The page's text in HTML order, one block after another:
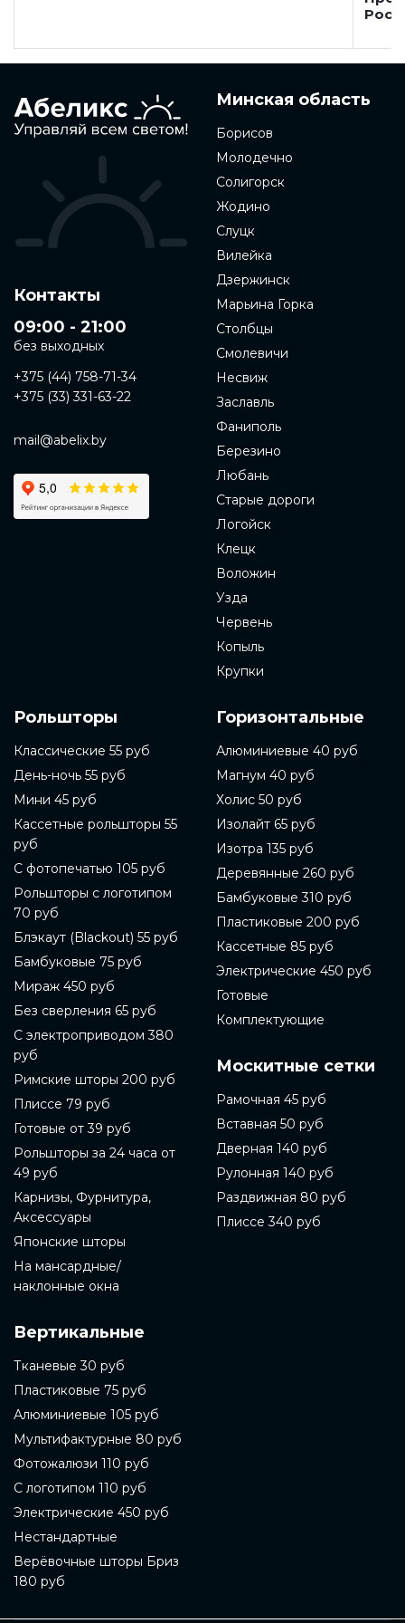
Контакты
09:00 - 21:00
без выходных
+375 (44) 758-71-34
+375 (33) 331-63-22
mail@abelix.by
Минская область
Борисов
Молодечно
Солигорск
Жодино
Слуцк
Вилейка
Дзержинск
Марьина Горка
Столбцы
Смолевичи
Несвиж
Заславль
Фаниполь
Березино
Любань
Старые дороги
Логойск
Клецк
Воложин
Узда
Червень
Копыль
Крупки
Рольшторы
Классические 55 руб
День-ночь 55 руб
Мини 45 руб
Кассетные рольшторы 55
руб
С фотопечатью 105 руб
Рольшторы с логотипом
70 руб
Блэкаут (Blackout) 55 руб
Бамбуковые 75 руб
Мираж 450 руб
Без сверления 65 руб
С электроприводом 380
руб
Римские шторы 200 руб
Плиссе 79 руб
Готовые от 39 руб
Рольшторы за 24 часа от
49 руб
Карнизы, Фурнитура,
Аксессуары
Японские шторы
На мансардные/
наклонные окна
Вертикальные
Тканевые 30 руб
Пластиковые 75 руб
Алюминиевые 105 руб
Мультифактурные 80 руб
Фотожалюзи 110 руб
С логотипом 110 руб
Электрические 450 руб
Нестандартные
Верёвочные шторы Бриз
180 руб
Горизонтальные
Алюминиевые 40 руб
Магнум 40 руб
Холис 50 руб
Изолайт 65 руб
Изотра 135 руб
Деревянные 260 руб
Бамбуковые 310 руб
Пластиковые 200 руб
Кассетные 85 руб
Электрические 450 руб
Готовые
Комплектующие
Москитные сетки
Рамочная 45 руб
Вставная 50 руб
Дверная 140 руб
Рулонная 140 руб
Раздвижная 80 руб
Плиссе 340 руб